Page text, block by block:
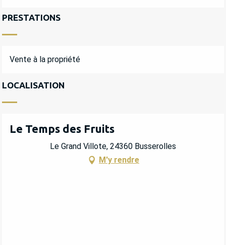
PRESTATIONS
Vente à la propriété
LOCALISATION
Le Temps des Fruits
Le Grand Villote, 24360 Busserolles
M'y rendre